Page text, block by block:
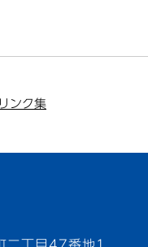
リンク集
丁目47番地1